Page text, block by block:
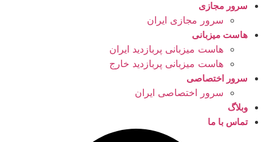
سرور مجازی
سرور مجازی ایران
هاست میزبانی
هاست میزبانی پربازدید ایران
هاست میزبانی پربازدید خارج
سرور اختصاصی
سرور اختصاصی ایران
وبلاگ
تماس با ما